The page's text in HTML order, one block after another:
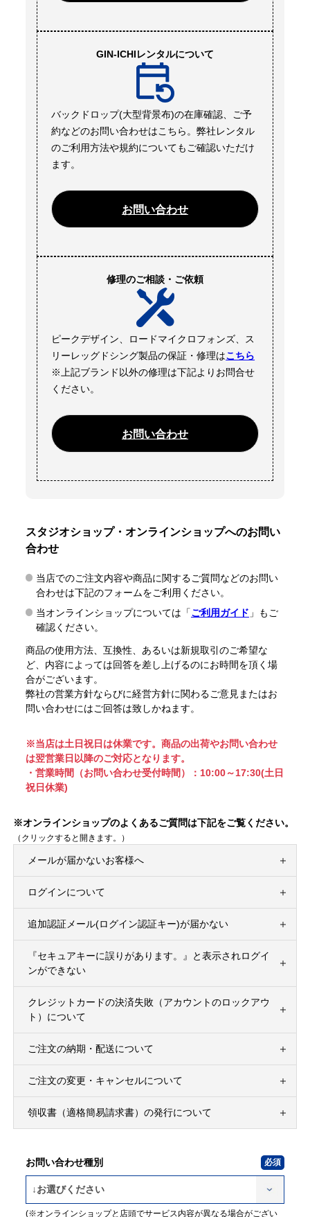
GIN-ICHIレンタルについて
バックドロップ(大型背景布)の在庫確認、ご予
約などのお問い合わせはこちら。弊社レンタル
のご利用方法や規約についてもご確認いただけ
ます。
お問い合わせ
修理のご相談・ご依頼
ピークデザイン、ロードマイクロフォンズ、ス
リーレッグドシング製品の保証・修理はこちら
※上記ブランド以外の修理は下記よりお問合せ
ください。
お問い合わせ
スタジオショップ・オンラインショップへのお問い
合わせ
当店でのご注文内容や商品に関するご質問などのお問い
合わせは下記のフォームをご利用ください。
当オンラインショップについては「ご利用ガイド 」もご
確認ください。
商品の使用方法、互換性、あるいは新規取引のご希望な
ど、内容によっては回答を差し上げるのにお時間を頂く場
合がございます。
弊社の営業方針ならびに経営方針に関わるご意見またはお
問い合わせにはご回答は致しかねます。
※当店は土日祝日は休業です。商品の出荷やお問い合わせ
は翌営業日以降のご対応となります。
・営業時間（お問い合わせ受付時間）：10:00～17:30(土日
祝日休業)
※オンラインショップのよくあるご質問は下記をご覧ください。
（クリックすると開きます。）
メールが届かないお客様へ
ログインについて
追加認証メール(ログイン認証キー)が届かない
『セキュアキーに誤りがあります。』と表示されログイ
ンができない
クレジットカードの決済失敗（アカウントのロックアウ
ト）について
ご注文の納期・配送について
ご注文の変更・キャンセルについて
領収書（適格簡易請求書）の発行について
お問い合わせ種別
(※オンラインショップと店頭でサービス内容が異なる場合がござい